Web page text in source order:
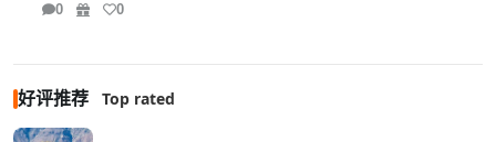
0 0
好评推荐 Top rated